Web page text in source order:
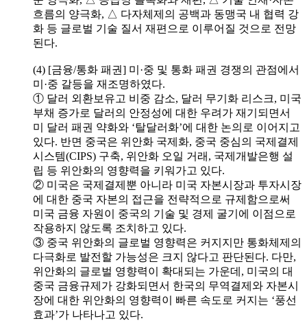
흐름의 양극화, △ 다자체제의 공백과 동맹국 내 협력 강
화 등 글로벌 기술 질서 재편으로 이루어질 것으로 전망
된다.
(4) [금융/통화 패권] 미·중 및 통화 패권 경쟁의 관점에서
미·중 갈등을 재조명하였다.
① 달러 외환보유고 비중 감소, 달러 무기화 리스크, 미국
부채 증가로 달러의 안정성에 대한 우려가 재기되면서
미 달러 패권 약화와 ‘탈달러화’에 대한 논의로 이어지고
있다. 반면 중국은 위안화 국제화, 중국 중심의 국제결제
시스템(CIPS) 구축, 위안화 오일 거래, 국제개발은행 설
립 등 위안화의 영향력을 키워가고 있다.
② 미국은 국제결제뿐 아니라 미국 자본시장과 투자시장
에 대한 중국 자본의 접근을 전략적으로 규제함으로써
미국 금융 자원이 중국의 기술 및 경제 굴기에 이점으로
작용하지 않도록 조치하고 있다.
③ 중국 위안화의 글로벌 영향력은 커지지만 통화체제의
다극화로 발전할 가능성은 크지 않다고 판단된다. 다만,
위안화의 글로벌 영향력이 확대되는 가운데, 미국의 대
중국 금융규제가 강화되면서 한국의 무역결제와 자본시
장에 대한 위안화의 영향력이 빠른 속도로 커지는 ‘풍선
효과’가 나타나고 있다.